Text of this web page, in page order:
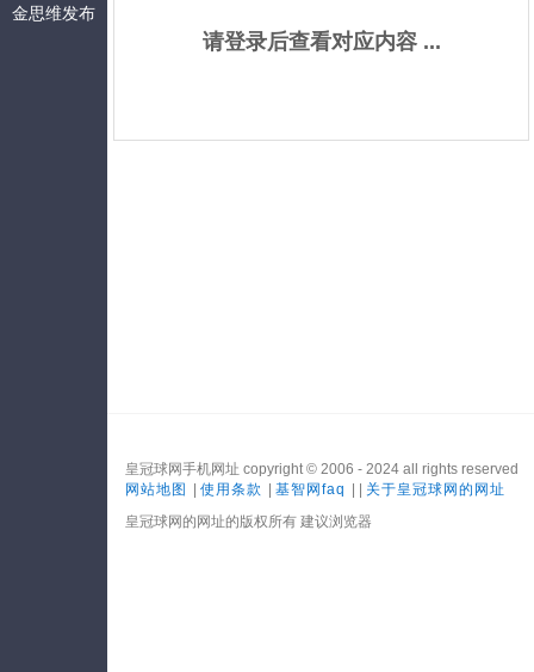
金思维发布
请登录后查看对应内容 ...
皇冠球网手机网址 copyright © 2006 - 2024 all rights reserved
网站地图
使用条款 基智网faq
关于皇冠球网的网址
皇冠球网的网址的版权所有 建议浏览器